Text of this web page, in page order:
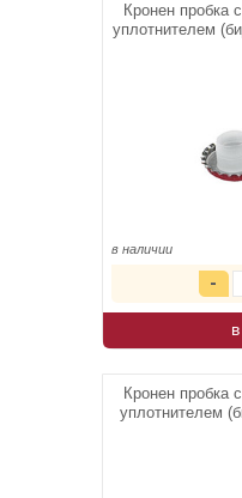
Кронен пробка
уплотнителем
в наличии
Кронен пробка
уплотнителем